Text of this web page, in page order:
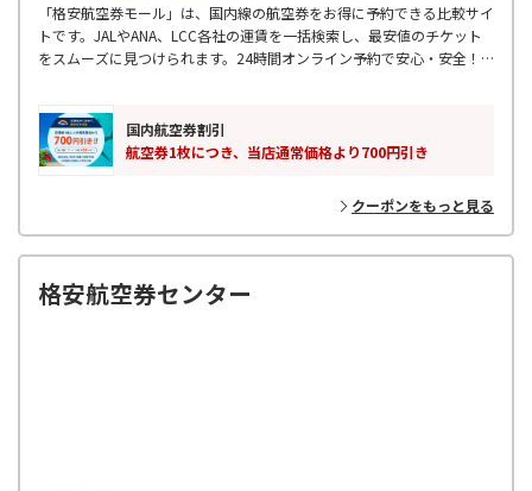
「格安航空券モール」は、国内線の航空券をお得に予約できる比較サイ
トです。JALやANA、LCC各社の運賃を一括検索し、最安値のチケット
をスムーズに見つけられます。24時間オンライン予約で安心・安全！
国内航空券割引
航空券1枚につき、当店通常価格より700円引き
クーポンをもっと見る
格安航空券センター